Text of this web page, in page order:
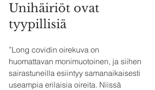
Unihäiriöt ovat
tyypillisiä
”Long covidin oirekuva on
huomattavan monimuotoinen, ja siihen
sairastuneilla esiintyy samanaikaisesti
useampia erilaisia oireita. Niissä